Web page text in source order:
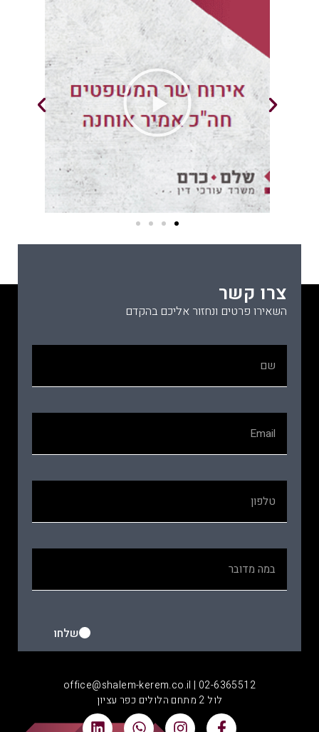
צרו קשר
השאירו פרטים ונחזור אליכם בהקדם
שלחו
office@shalem-kerem.co.il | 02-6365512
לול 2 מתחם הלולים כפר עציון